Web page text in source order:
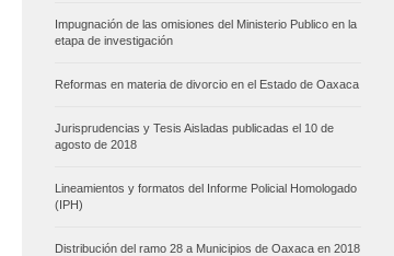
Impugnación de las omisiones del Ministerio Publico en la
etapa de investigación
Reformas en materia de divorcio en el Estado de Oaxaca
Jurisprudencias y Tesis Aisladas publicadas el 10 de
agosto de 2018
Lineamientos y formatos del Informe Policial Homologado
(IPH)
Distribución del ramo 28 a Municipios de Oaxaca en 2018